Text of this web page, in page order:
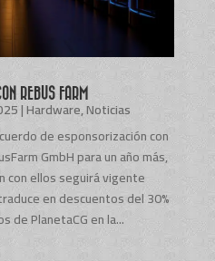
REBUS FARM
|Hardware,Noticias
de esponsorización con
GmbH para un año más,
con ellos seguirá vigente
en descuentos del 30%
de PlanetaCG en la...